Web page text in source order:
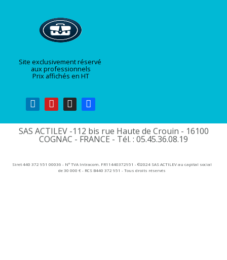
Site exclusivement réservé
aux professionnels
Prix affichés en HT
SAS ACTILEV -112 bis rue Haute de Crouin - 16100
COGNAC - FRANCE - Tél. : 05.45.36.08.19​
Siret 440 372 951 00036 - N° TVA Intracom. FR11440372951 - ©2024 SAS ACTILEV au capital social
de 30 000 € - RCS B440 372 951 - Tous droits réservés​​